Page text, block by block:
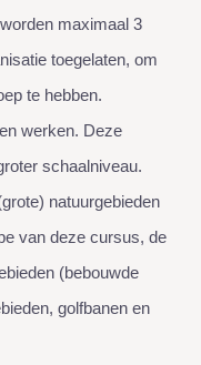
maximaal 3
toegelaten, om
te hebben.
werken. Deze
schaalniveau.
natuurgebieden
van deze cursus, de
(bebouwde
golfbanen en